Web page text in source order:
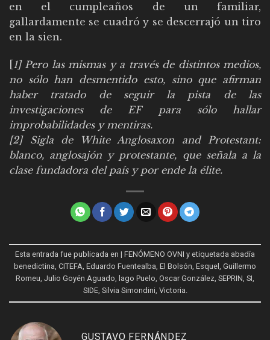
en el cumpleaños de un familiar,
gallardamente se cuadró y se descerrajó un tiro
en la sien.
1] Pero las mismas y a través de distintos medios,
no sólo han desmentido esto, sino que afirman
haber tratado de seguir la pista de las
investigaciones de EF para sólo hallar
improbabilidades y mentiras.
[2] Sigla de White Anglosaxon and Protestant:
blanco, anglosajón y protestante, que señala a la
clase fundadora del país y por ende la élite.
Esta entrada fue publicada en | FENÓMENO OVNI y etiquetada abadía
benedictina, CITEFA, Eduardo Fuentealba, El Bolsón, Esquel , Guillermo
Romeu, Julio Goyén Aguado, lago Puelo, Oscar González, SEPRIN, SI,
SIDE, Silvia Simondini, Victoria.
GUSTAVO FERNÁNDEZ